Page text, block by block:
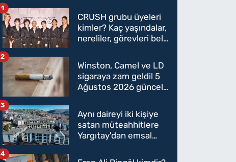
CRUSH grubu üyeleri
kimler? Kaç yaşındalar,
nereliler, görevleri belli
1
Winston, Camel ve LD
sigaraya zam geldi! 5
Ağustos 2026 güncel
oldu
2
Aynı daireyi iki kişiye
satan müteahhitlere
Yargıtay'dan emsal
3
4